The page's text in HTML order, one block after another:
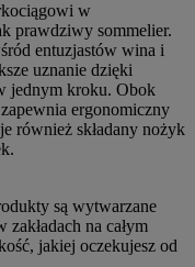
w
prawdziwy sommelier.
entuzjastów wina i
uznanie dzięki
jednym kroku. Obok
ergonomiczny
również składany nożyk
są wytwarzane
na całym
jakiej oczekujesz od